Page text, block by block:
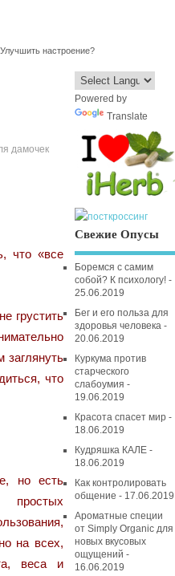
настроение?
дамочек
что «все
грустить
заглянуть
что
но есть
простых
на всех,
веса и
Powered by
Translate
Свежие Опусы
Боремся с самим
собой? К психологу! -
25.06.2019
Бег и его польза для
здоровья человека -
20.06.2019
Куркума против
старческого
слабоумия -
19.06.2019
Красота спасет мир -
18.06.2019
Кудряшка КАЛЕ -
18.06.2019
Как контролировать
общение - 17.06.2019
Ароматные специи
от Simply Organic для
новых вкусовых
ощущений -
16.06.2019